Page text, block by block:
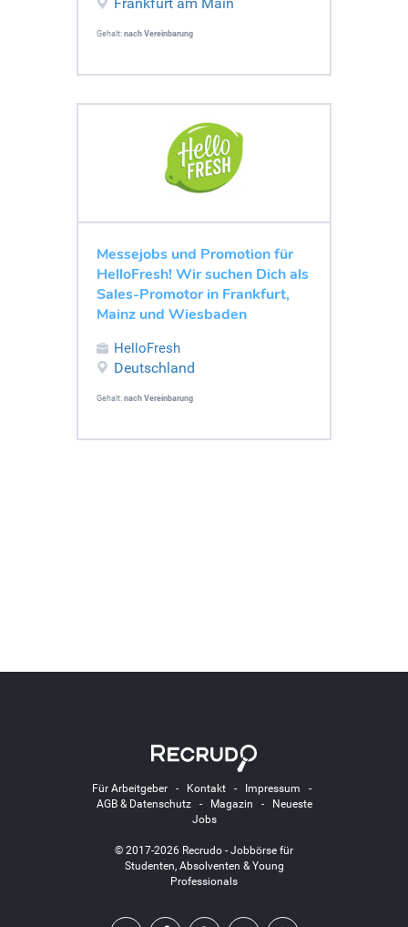
Gehalt: nach Vereinbarung
Messejobs und Promotion für
HelloFresh! Wir suchen Dich als
Sales-Promotor in Frankfurt,
Mainz und Wiesbaden
HelloFresh
Deutschland
Gehalt: nach Vereinbarung
Für Arbeitgeber- Kontakt- Impressum -
AGB & Datenschutz- Magazin -
Neueste
Jobs
© 2017-2026 Recrudo - Jobbörse für
Studenten, Absolventen & Young
Professionals